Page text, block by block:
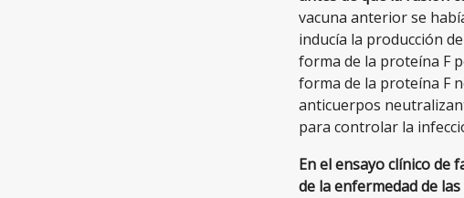
vacuna anterior se
inducía la producción
forma de la proteína F
forma de la proteína F
anticuerpos
para controlar la
En el ensayo clínico de
de la enfermedad de